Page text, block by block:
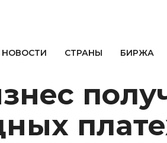
НОВОСТИ СТРАНЫ БИРЖА